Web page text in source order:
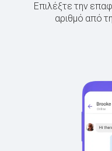
Επιλέξτε την
αριθμό από